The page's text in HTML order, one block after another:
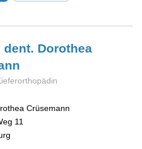
dent. Dorothea
Crüsemann
11